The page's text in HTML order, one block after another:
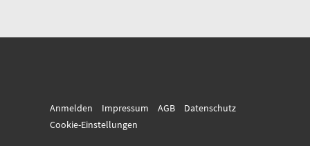
Anmelden Impressum AGB
Datenschutz
Cookie-Einstellungen